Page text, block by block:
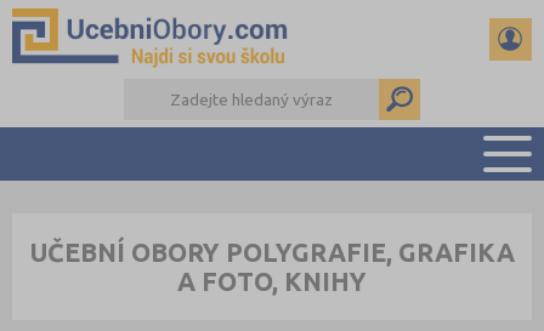
PŘÍPRAVA NA PŘIJÍMAČKY
DŮLEŽITÉ TERMÍNY
UČEBNÍ OBORY POLYGRAFIE, GRAFIKA
A FOTO, KNIHY